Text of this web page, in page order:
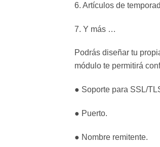
6. Artículos de
7. Y más …
Podrás diseñar tu
módulo te permitirá
● Soporte para SSL/
● Puerto.
● Nombre remitente.